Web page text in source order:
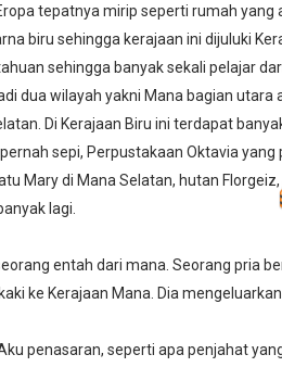
tepatnya mirip seperti rumah yang
biru sehingga kerajaan ini dijuluki
sehingga banyak sekali pelajar
dua wilayah yakni Mana bagian utara
Di Kerajaan Biru ini terdapat
sepi, Perpustakaan Oktavia yang
Mary di Mana Selatan, hutan
lagi.
entah dari mana. Seorang pria
ke Kerajaan Mana. Dia
penasaran, seperti apa penjahat